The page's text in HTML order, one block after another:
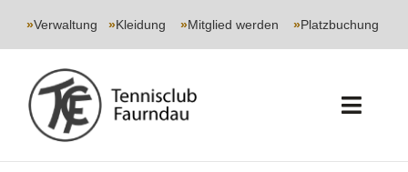
»Verwaltung »Kleidung »Mitglied werden »Platzbuchung